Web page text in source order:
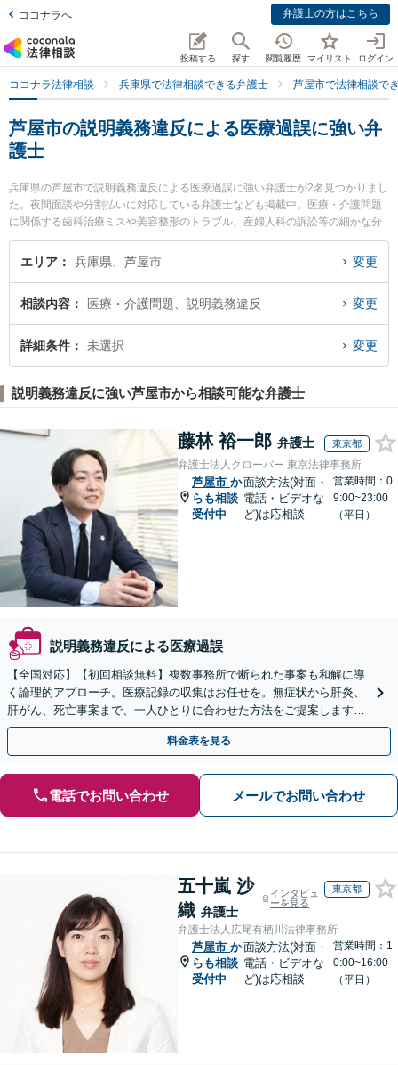
ココナラへ 弁護士の方はこちら
投稿する 探す 閲覧履歴 マイリスト ログイン
ココナラ法律相談 兵庫県で法律相談できる弁護士 芦屋市で法律相談で
芦屋市の説明義務違反による医療過誤に強い弁
護士
兵庫県の芦屋市で説明義務違反による医療過誤に強い弁護士が2名見つかりまし
た。夜間面談や分割払いに対応している弁護士なども掲載中。医療・介護問題
に関係する歯科治療ミスや美容整形のトラブル、産婦人科の訴訟等の細かな分
野での絞り込み検索もでき便利です。特に芦屋法律事務所の岡部 将吾弁護士や
藤原成子法律事務所の藤原 成子弁護士のプロフィール情報や弁護士費用、強み
医療過誤のトラブル解決の実績豊富な近くの弁護士を検索したい』『初回相談
無料で説明義務違反による医療過誤を法律相談できる芦屋市内の弁護士に相談
予約したい』などでお困りの相談者さんにおすすめです。
エリア 兵庫県、芦屋市 変更
相談内容 医療・介護問題、説明義務違反 変更
詳細条件 未選択 変更
説明義務違反に強い芦屋市から相談可能な弁護士
藤林 裕一郎 弁護士 東京都
弁護士法人クローバー 東京法律事務所
芦屋市 か
らも相談
受付中
面談方法(対面・
電話・ビデオな
ど)は応相談
営業時間：0
9:00~23:00
（平日）
説明義務違反による医療過誤
【全国対応】【初回相談無料】複数事務所で断られた事案も和解に導
く論理的アプローチ。医療記録の収集はお任せを。無症状から肝炎、
肝がん、死亡事案まで、一人ひとりに合わせた方法をご提案します。
手続きの負担を減らし、権利を守ります。
料金表を見る
電話でお問い合わせ メールでお問い合わせ
五十嵐 沙
織 弁護士
インタビュ
ーを見る
東京都
弁護士法人広尾有栖川法律事務所
芦屋市 か
らも相談
受付中
面談方法(対面・
電話・ビデオな
ど)は応相談
営業時間：1
0:00~16:00
（平日）